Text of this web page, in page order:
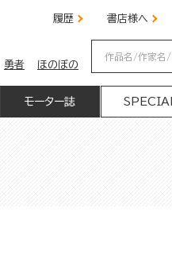
履歴 書店様へ
勇者 ほのぼの
モーター誌 SPECIAL